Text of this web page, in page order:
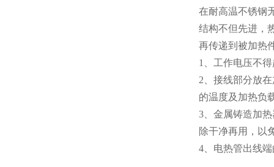
在耐高温不锈钢
结构不但先进，
再传递到被加热
1、工作电压不
2、接线部分放
的温度及加热负
3、金属铸造加
除干净再用，以
4、电热管出线